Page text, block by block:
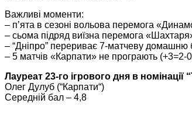
Важливі моменти:
– п’ята в сезоні вольова перемога
– сьома підряд виїзна перемога
– “Дніпро” перериває 7-матчеву домашню
– 5 матчів «Карпати» не програють (+3=2-
Лауреат 23-го ігрового дня в номінації
Олег Дулуб (“Карпати“)
Середній бал – 4,8